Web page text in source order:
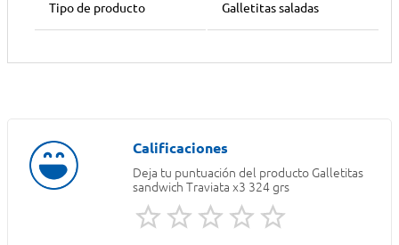
Tipo de producto Galletitas saladas
Deja tu puntuación del producto Galletitas
sandwich Traviata x3 324 grs